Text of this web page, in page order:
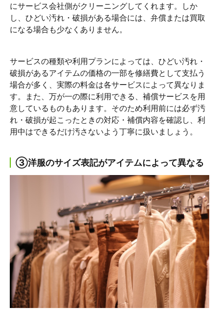
にサービス会社側がクリーニングしてくれます。しか
し、ひどい汚れ・破損がある場合には、弁償または買取
になる場合も少なくありません。
サービスの種類や利用プランによっては、ひどい汚れ・
破損があるアイテムの価格の一部を修繕費として支払う
場合が多く、実際の料金は各サービスによって異なりま
す。また、万が一の際に利用できる、補償サービスを用
意しているものもあります。そのため利用前には必ず汚
れ・破損が起こったときの対応・補償内容を確認し、利
用中はできるだけ汚さないよう丁寧に扱いましょう。
③洋服のサイズ表記がアイテムによって異なる